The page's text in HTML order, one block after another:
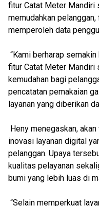
fitur Catat Meter Mandiri
memudahkan
memperoleh data
“Kami berharap
fitur Catat Meter Mandiri
kemudahan bagi
pencatatan pemakaian
layanan yang diberikan
Heny menegaskan,
inovasi layanan digital
pelanggan. Upaya
kualitas pelayanan
bumi yang lebih luas di
“Selain memperkuat